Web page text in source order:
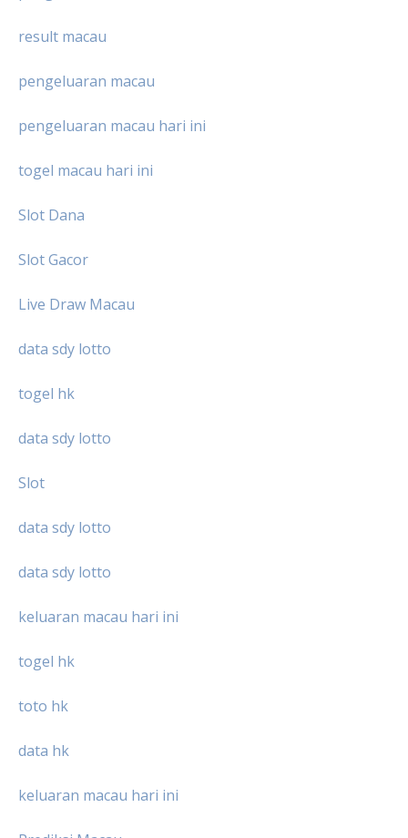
result macau
pengeluaran macau
pengeluaran macau hari ini
togel macau hari ini
Slot Dana
Slot Gacor
Live Draw Macau
data sdy lotto
togel hk
data sdy lotto
Slot
data sdy lotto
data sdy lotto
keluaran macau hari ini
togel hk
toto hk
data hk
keluaran macau hari ini